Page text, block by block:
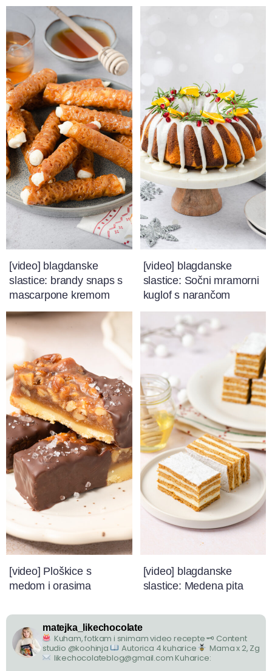
[video] blagdanske
slastice: brandy snaps s
mascarpone kremom
[video] blagdanske
slastice: Sočni mramorni
kuglof s narančom
[video] Ploškice s
medom i orasima
[video] blagdanske
slastice: Medena pita
matejka_likechocolate
Kuham, fotkam i snimam video recepte🗝 Content
studio @koohinja
Autorica 4 kuharice
Mama x 2, Zg
likechocolateblog@gmail.com Kuharice: